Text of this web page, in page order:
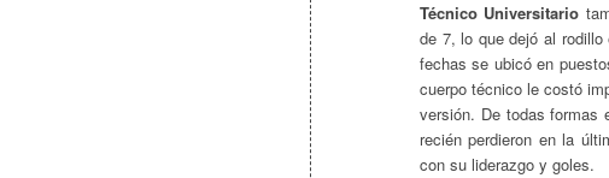
Técnico Universitario
de 7, lo que dejó al
fechas se ubicó en
cuerpo técnico le costó
versión. De todas formas
recién perdieron en la
con su liderazgo y goles.